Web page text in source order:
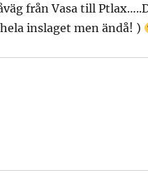
från Vasa till
inslaget men ändå! )